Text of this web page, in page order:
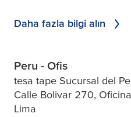
Daha fazla bilgi alın
Peru - Ofis
tesa tape Sucursal del
Calle Bolivar 270,
Lima